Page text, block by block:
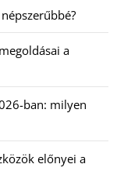
a
ban: milyen
előnyei a